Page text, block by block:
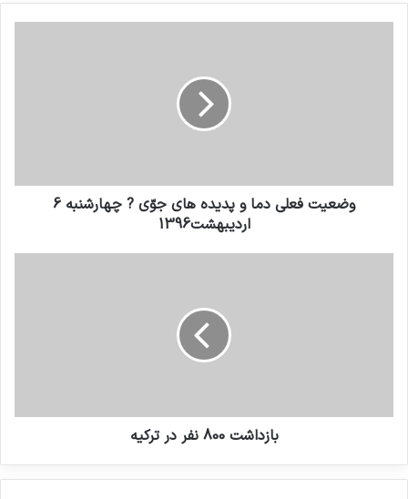
وضعیت فعلی دما و پدیده های جوّی ? چهارشنبه 6
اردیبهشت1396
بازداشت 800 نفر در ترکیه